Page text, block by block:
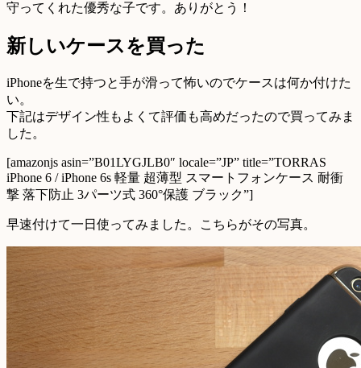
守ってくれた優秀な子です。ありがとう！
新しいケースを買った
iPhoneを生で持つと手が滑って怖いのでケースは何か付けた
い。
下記はデザイン性もよくて評価も高めだったので買ってみま
した。
[amazonjs asin=”B01LYGJLB0″ locale=”JP” title=”TORRAS
iPhone 6 / iPhone 6s 軽量 超薄型 スマートフォンケース 耐衝
撃 落下防止 3パーツ式 360°保護 ブラック”]
早速付けて一日使ってみました。こちらがその写真。